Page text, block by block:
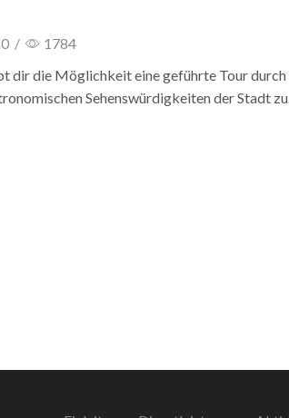
/
1784
dir die Möglichkeit eine geführte Tour
Sehenswürdigkeiten der Stadt